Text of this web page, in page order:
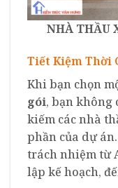
NHÀ THẦU
Tiết Kiệm Thời
Khi bạn chọn
gói, bạn không
kiếm các nhà
phần của dự
trách nhiệm từ
lập kế hoạch,